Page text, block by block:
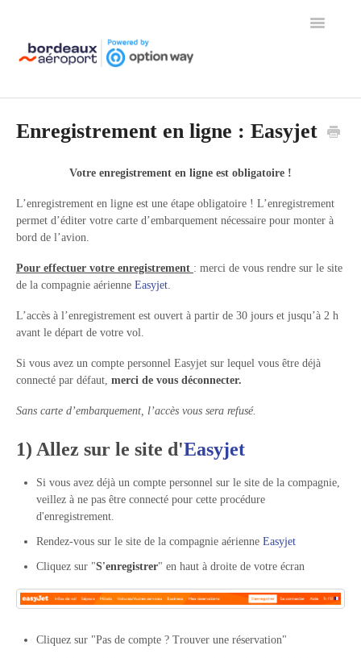
Toggle
Page d'accueil de l'aide
Enregistrement en ligne : Easyjet
Votre enregistrement en ligne est obligatoire !
L’enregistrement en ligne est une étape obligatoire ! L’enregistrement
permet d’éditer votre carte d’embarquement nécessaire pour monter à
bord de l’avion.
Pour effectuer votre enregistrement : merci de vous rendre sur le site
de la compagnie aérienne Easyjet
L’accès à l’enregistrement est ouvert à partir de 30 jours et jusqu’à 2 h
avant le départ de votre vol.
Si vous avez un compte personnel Easyjet sur lequel vous être déjà
connecté par défaut, merci de vous déconnecter.
Sans carte d’embarquement, l’accès vous sera refusé.
1) Allez sur le site d'Easyjet
Si vous avez déjà un compte personnel sur le site de la compagnie,
veillez à ne pas être connecté pour cette procédure
d'enregistrement.
Rendez-vous sur le site de la compagnie aérienne Easyjet
Cliquez sur "S'enregistrer" en haut à droite de votre écran
Cliquez sur "Pas de compte ? Trouver une réservation"